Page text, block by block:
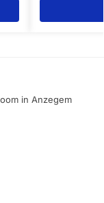
in Anzegem